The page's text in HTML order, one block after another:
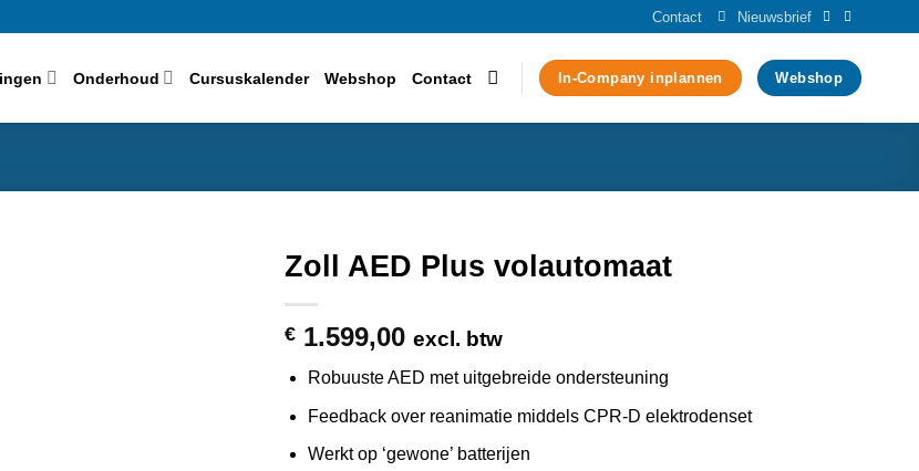
Contact Nieuwsbrief
Onderhoud Cursuskalender Webshop Contact In-Company inplannen Webshop
Zoll AED Plus volautomaat
€ 1.599,00 excl. btw
Robuuste AED met uitgebreide ondersteuning
Feedback over reanimatie middels CPR-D elektrodenset
Werkt op ‘gewone’ batterijen